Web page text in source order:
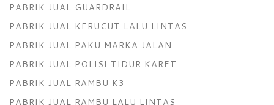
PABRIK JUAL GUARDRAIL
PABRIK JUAL KERUCUT LALU LINTAS
PABRIK JUAL PAKU MARKA JALAN
PABRIK JUAL POLISI TIDUR KARET
PABRIK JUAL RAMBU K3
PABRIK JUAL RAMBU LALU LINTAS